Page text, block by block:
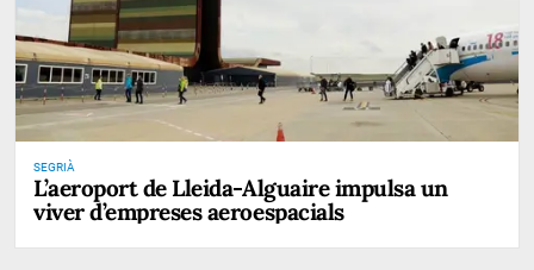
SEGRIÀ
L’aeroport de Lleida-Alguaire impulsa un
viver d’empreses aeroespacials